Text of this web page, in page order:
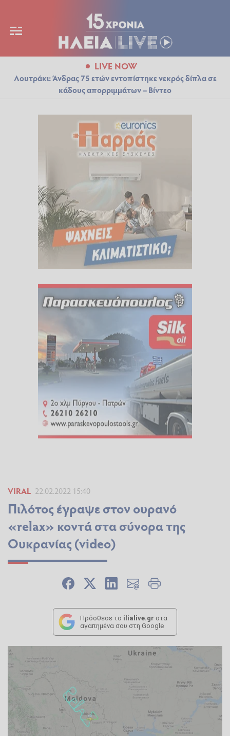
LIVE NOW
Λουτράκι: Άνδρας 75 ετών εντοπίστηκε νεκρός δίπλα σε
κάδους απορριμμάτων – Βίντεο
VIRAL 22.02.2022 15:40
Πιλότος έγραψε στον ουρανό
«relax» κοντά στα σύνορα της
Ουκρανίας (video)
Πρόσθεσε το ilialive.gr στα
αγαπημένα σου στη Google